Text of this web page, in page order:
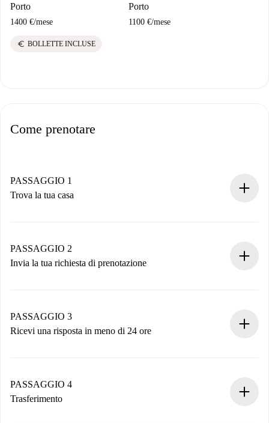
Porto
1400 €/mese
euro BOLLETTE INCLUSE
Porto
1100 €/mese
Come prenotare
PASSAGGIO 1
Trova la tua casa
Hai tutte le informazioni necessarie in anticipo.
PASSAGGIO 2
Invia la tua richiesta di prenotazione
non accetta.
PASSAGGIO 3
Ricevi una risposta in meno di 24 ore
contatto con il proprietario.
Se rifiutata: non ti addebiteremo nulla e ti proporremo
PASSAGGIO 4
Trasferimento